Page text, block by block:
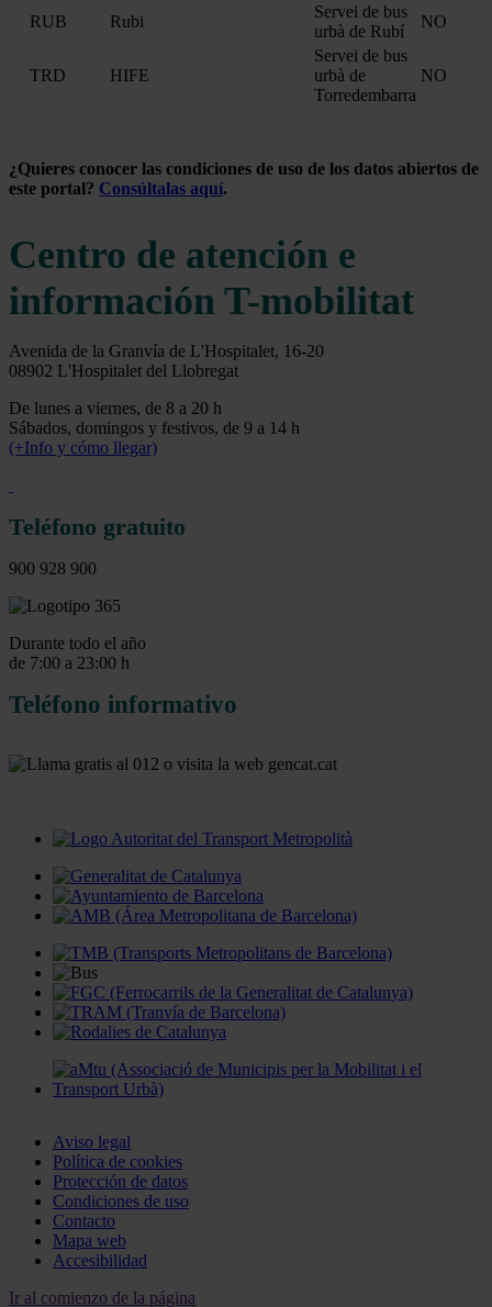
RUB Rubi
Servei de bus
urbà de Rubí
NO
TRD HIFE
Servei de bus
urbà de
Torredembarra
NO
¿Quieres conocer las condiciones de uso de los datos abiertos de
este portal? Consúltalas aquí.
Centro de atención e
información T-mobilitat
Avenida de la Granvía de L'Hospitalet, 16-20
08902 L'Hospitalet del Llobregat
De lunes a viernes, de 8 a 20 h
Sábados, domingos y festivos, de 9 a 14 h
(+Info y cómo llegar)
Teléfono gratuito
900 928 900
Durante todo el año
de 7:00 a 23:00 h
Teléfono informativo
Aviso legal
Política de cookies
Protección de datos
Condiciones de uso
Contacto
Mapa web
Accesibilidad
Ir al comienzo de la página